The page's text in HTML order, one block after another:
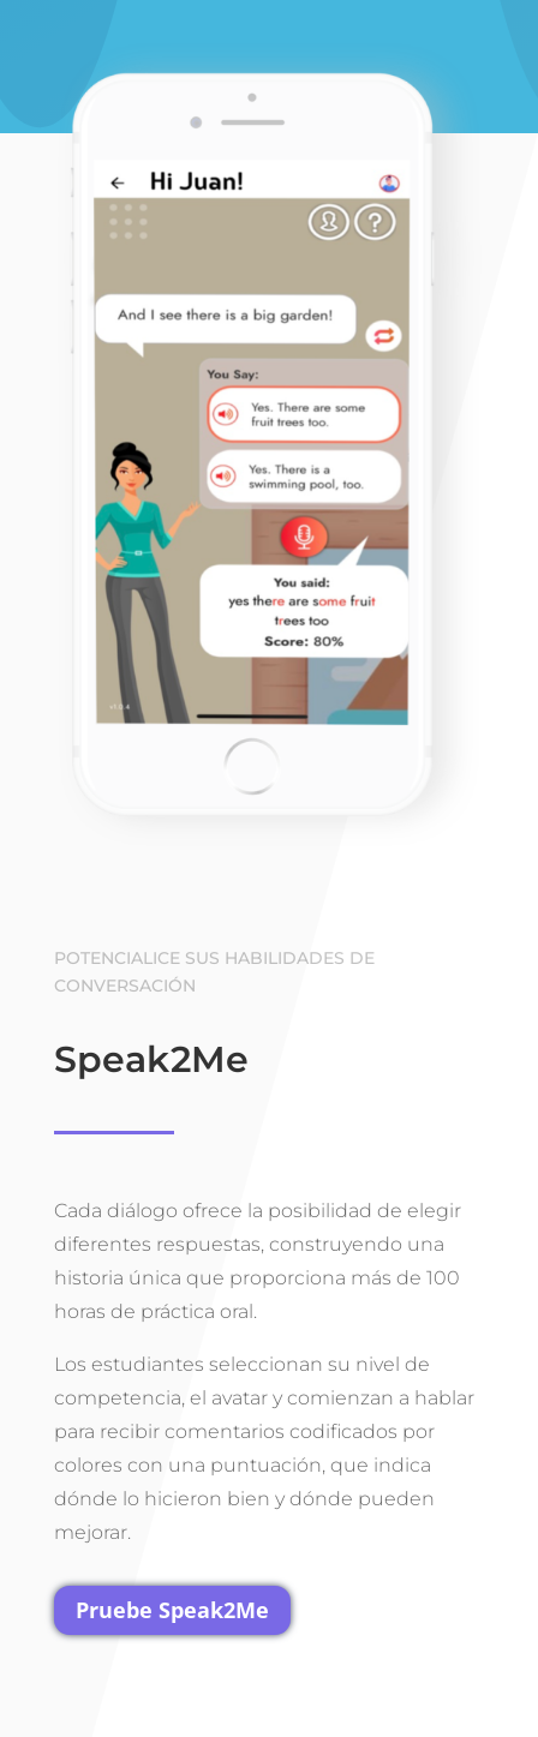
POTENCIALICE SUS HABILIDADES DE
CONVERSACIÓN
Speak2Me
Cada diálogo ofrece la posibilidad de elegir
diferentes respuestas, construyendo una
historia única que proporciona más de 100
horas de práctica oral.
Los estudiantes seleccionan su nivel de
competencia, el avatar y comienzan a hablar
para recibir comentarios codificados por
colores con una puntuación, que indica
dónde lo hicieron bien y dónde pueden
mejorar.
Pruebe Speak2Me